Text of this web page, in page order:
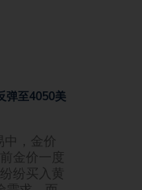
弹至4050美
，金价
金价一度
纷买入黄